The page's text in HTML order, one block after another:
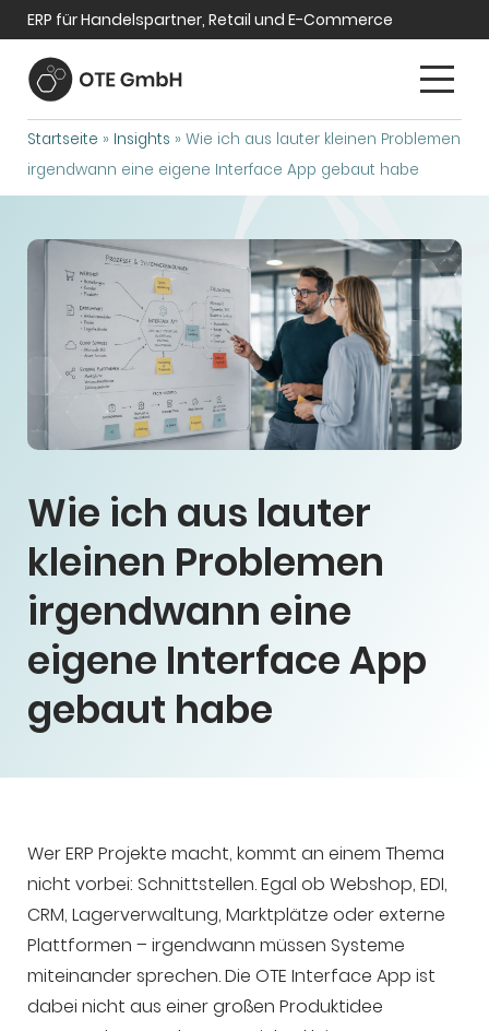
ERP für Handelspartner, Retail und E-Commerce
Startseite » Insights » Wie ich aus lauter kleinen Problemen
irgendwann eine eigene Interface App gebaut habe
Wie ich aus lauter
kleinen Problemen
irgendwann eine
eigene Interface App
gebaut habe
Wer ERP Projekte macht, kommt an einem Thema
nicht vorbei: Schnittstellen. Egal ob Webshop, EDI,
CRM, Lagerverwaltung, Marktplätze oder externe
Plattformen – irgendwann müssen Systeme
miteinander sprechen. Die OTE Interface App ist
dabei nicht aus einer großen Produktidee